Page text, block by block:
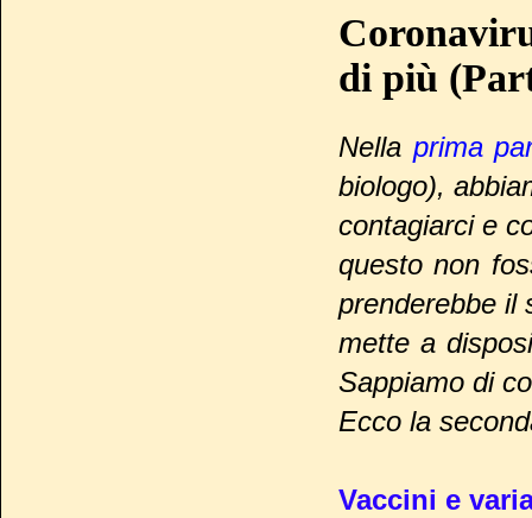
di più
Nella prima
biologo),
contagiarci e
questo non
prenderebbe il
mette a
Sappiamo di
Ecco la
Vaccini e